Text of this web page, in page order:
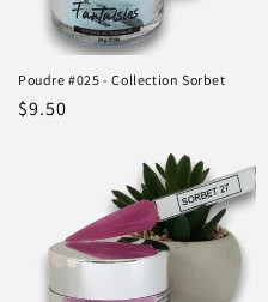
Poudre #025 - Collection Sorbet
Prix
$9.50